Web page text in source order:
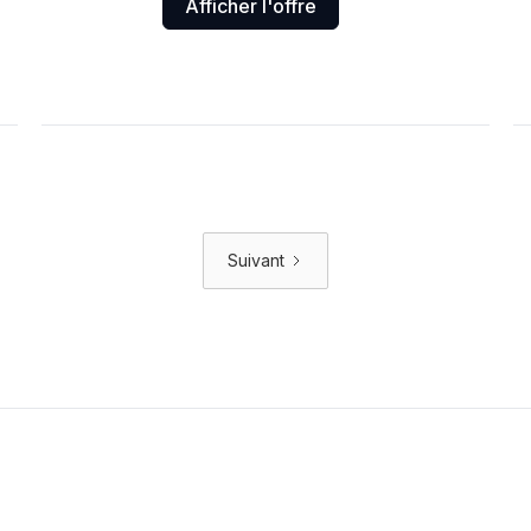
Afficher l'offre
Suivant